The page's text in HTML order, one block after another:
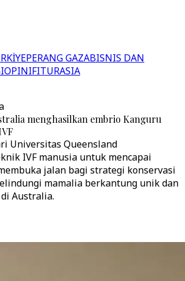
PERANG GAZABISNIS DAN
OPINIFITURASIA
menghasilkan embrio Kanguru
Universitas Queensland
IVF manusia untuk mencapai
jalan bagi strategi konservasi
mamalia berkantung unik dan
Australia.